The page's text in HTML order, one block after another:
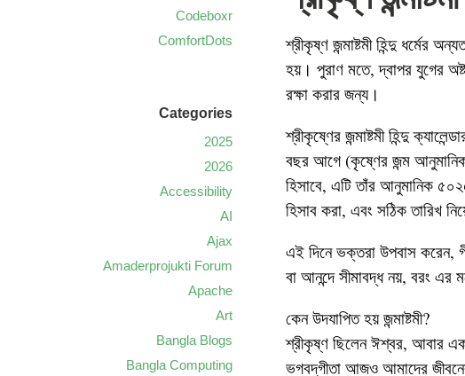
শ্রীকৃষ্ণ জন্মাষ্টমী হিন্দু ধর্মের
হয়। পুরাণ মতে, দ্বাপর যুগের
রক্ষা করার জন্য।
শ্রীকৃষ্ণের জন্মাষ্টমী হিন্দু
বছর আগে (কৃষ্ণের জন্ম
হিসাবে, এটি তাঁর আনুমানিক
হিসাব করা, এবং সঠিক তারিখ
এই দিনে ভক্তরা উপবাস করেন,
বা আনন্দে সীমাবদ্ধ নয়, বরং এর
কেন উদযাপিত হয় জন্মাষ্টমী?
শ্রীকৃষ্ণ ছিলেন ঈশ্বর, আবার
ভগবদ্‌গীতা আজও আমাদের
Codeboxr
ComfortDots
Categories
2025
2026
Accessibility
AI
Ajax
Amaderprojukti Forum
Apache
Art
Bangla Blogs
Bangla Computing